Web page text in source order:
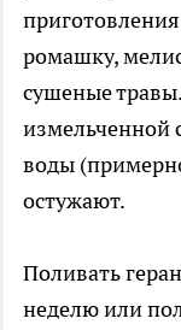
ромашку,
сушеные
измельченной
воды
остужают.
Поливать
неделю или